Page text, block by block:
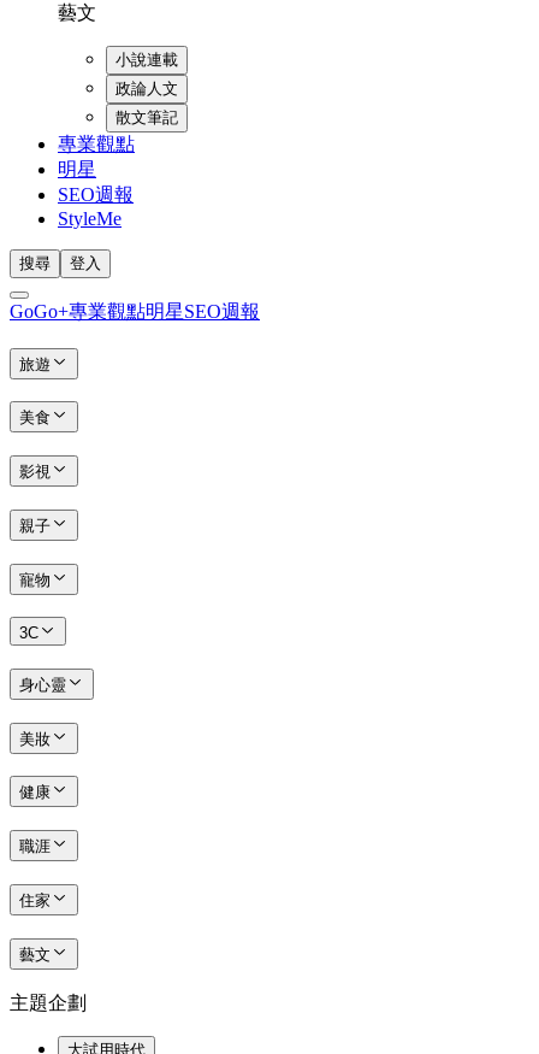
藝文
小說連載
政論人文
散文筆記
專業觀點
明星
SEO週報
StyleMe
搜尋 登入
GoGo+專業觀點明星SEO週報
旅遊
美食
影視
親子
寵物
3C
身心靈
美妝
健康
職涯
住家
藝文
主題企劃
大試用時代